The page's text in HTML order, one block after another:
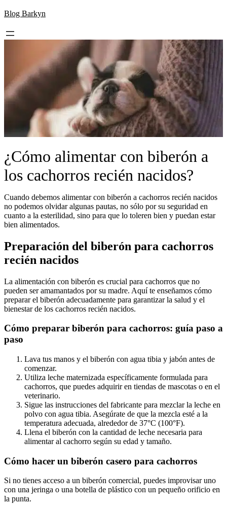
Skip
content
Blog Barkyn
¿Cómo alimentar con biberón a
los cachorros recién nacidos?
Cuando debemos alimentar con biberón a cachorros recién nacidos
no podemos olvidar algunas pautas, no sólo por su seguridad en
cuanto a la esterilidad, sino para que lo toleren bien y puedan estar
bien alimentados.
Preparación del biberón para cachorros
recién nacidos
La alimentación con biberón es crucial para cachorros que no
pueden ser amamantados por su madre. Aquí te enseñamos cómo
preparar el biberón adecuadamente para garantizar la salud y el
bienestar de los cachorros recién nacidos.
Cómo preparar biberón para cachorros: guía paso a
paso
Lava tus manos y el biberón con agua tibia y jabón antes de
comenzar.
Utiliza leche maternizada específicamente formulada para
cachorros, que puedes adquirir en tiendas de mascotas o en el
veterinario.
Sigue las instrucciones del fabricante para mezclar la leche en
polvo con agua tibia. Asegúrate de que la mezcla esté a la
temperatura adecuada, alrededor de 37°C (100°F).
Llena el biberón con la cantidad de leche necesaria para
alimentar al cachorro según su edad y tamaño.
Cómo hacer un biberón casero para cachorros
Si no tienes acceso a un biberón comercial, puedes improvisar uno
con una jeringa o una botella de plástico con un pequeño orificio en
la punta.